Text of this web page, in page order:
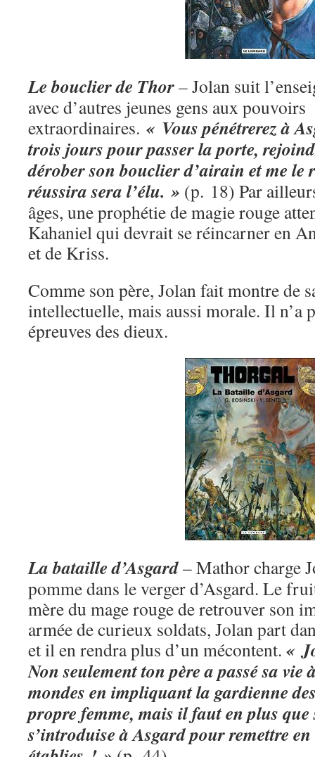
Le bouclier de Thor–Jolan suit
avec d’autres jeunes gens aux pouvoirs
extraordinaires. « Vous pénétrerez à
trois jours pour passer la porte,
dérober son bouclier d’airain et me le
réussira sera l’élu. » (p. 18) Par
âges, une prophétie de magie rouge
Kahaniel qui devrait se réincarner en
et de Kriss.
Comme son père, Jolan fait montre de
intellectuelle, mais aussi morale. Il n’a
épreuves des dieux.
La bataille d’Asgard– Mathor charge
pomme dans le verger d’Asgard. Le
mère du mage rouge de retrouver son
armée de curieux soldats, Jolan part
et il en rendra plus d’un mécontent. «
Non seulement ton père a passé sa vie
mondes en impliquant la gardienne
propre femme, mais il faut en plus
s’introduise à Asgard pour remettre